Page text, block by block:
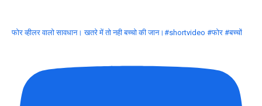
फोर व्हीलर वालो सावधान। खतरे में तो नही बच्चो की जान।#shortvideo #फोर #बच्चों